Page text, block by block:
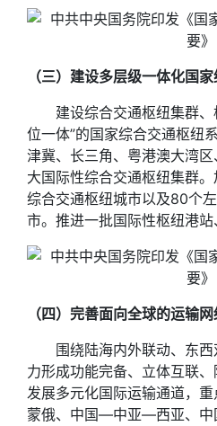
（三）建设多层级一体化国
建设综合交通枢纽集群、
位一体”的国家综合交通枢纽
津冀、长三角、粤港澳大湾
大国际性综合交通枢纽集群
综合交通枢纽城市以及80个
市。推进一批国际性枢纽港站
（四）完善面向全球的运输
围绕陆海内外联动、东西
力形成功能完备、立体互联、
发展多元化国际运输通道，
蒙俄、中国―中亚―西亚、